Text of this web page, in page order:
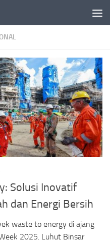
Solusi Inovatif
dan Energi Bersih
waste to energy di ajang
2025. Luhut Binsar